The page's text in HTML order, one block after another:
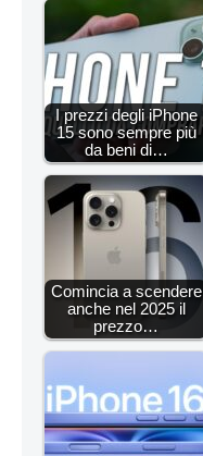
I prezzi degli iPhone
15 sono sempre più
da beni di…
Comincia a scendere
anche nel 2025 il
prezzo…